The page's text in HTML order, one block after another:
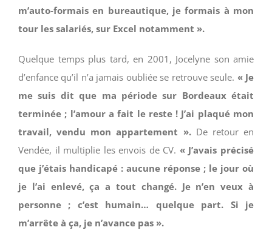
m’auto-formais en bureautique, je formais à mon
tour les salariés, sur Excel notamment ».
Quelque temps plus tard, en 2001, Jocelyne son amie
d’enfance qu’il n’a jamais oubliée se retrouve seule. « Je
me suis dit que ma période sur Bordeaux était
terminée ; l’amour a fait le reste ! J’ai plaqué mon
travail, vendu mon appartement ».De retour en
Vendée, il multiplie les envois de CV. « J’avais précisé
que j’étais handicapé : aucune réponse ; le jour où
je l’ai enlevé, ça a tout changé. Je n’en veux à
personne ; c’est humain… quelque part. Si je
m’arrête à ça, je n’avance pas ».